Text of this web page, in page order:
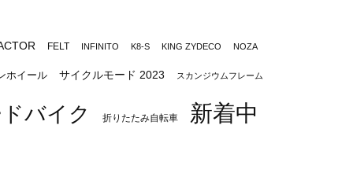
FELT INFINITO K8-S KING ZYDECO NOZA
ホイール サイクルモード 2023 スカンジウムフレーム
バイク 折りたたみ自転車 新着中